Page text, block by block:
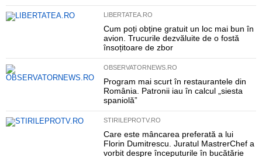
LIBERTATEA.RO
Cum poți obține gratuit un loc mai bun în
avion. Trucurile dezvăluite de o fostă
însoțitoare de zbor
OBSERVATORNEWS.RO
Program mai scurt în restaurantele din
România. Patronii iau în calcul „siesta
spaniolă”
STIRILEPROTV.RO
Care este mâncarea preferată a lui
Florin Dumitrescu. Juratul MastrerChef a
vorbit despre începuturile în bucătărie